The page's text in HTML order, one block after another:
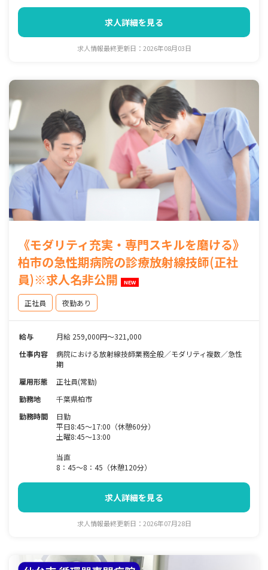
求人詳細を見る
求人情報最終更新日：2026年08月03日
《モダリティ充実・専門スキルを磨ける》
柏市の急性期病院の診療放射線技師(正社
員)※求人名非公開
NEW
正社員 夜勤あり
給与
月給 259,000円～321,000
仕事内容
病院における放射線技師業務全般／モダリティ複数／急性
期
雇用形態
正社員(常勤)
勤務地
千葉県柏市
勤務時間
日勤
平日8:45～17:00（休憩60分）
土曜8:45～13:00
当直
8：45～8：45（休憩120分）
求人詳細を見る
求人情報最終更新日：2026年07月28日